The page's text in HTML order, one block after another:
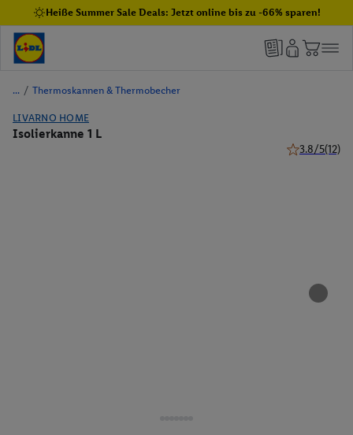
Heiße Summer Sale Deals: Jetzt online bis zu -66% sparen!
/ Thermoskannen & Thermobecher
LIVARNO HOME
Isolierkanne 1 L
3.8/5(12)